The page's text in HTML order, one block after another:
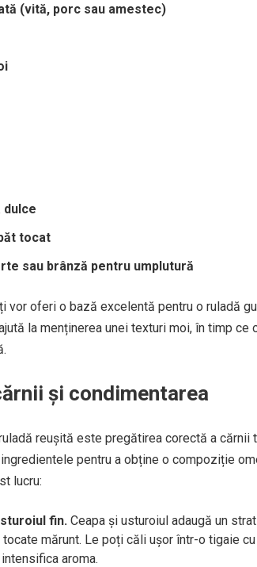
(vită, porc sau amestec)
dulce
tocat
sau brânză pentru umplutură
vor oferi o bază excelentă pentru o ruladă
la menținerea unei texturi moi, în timp ce
și condimentarea
reușită este pregătirea corectă a cărnii
pentru a obține o compoziție
lucru:
fin. Ceapa și usturoiul adaugă un
mărunt. Le poți căli ușor într-o tigaie
aroma.